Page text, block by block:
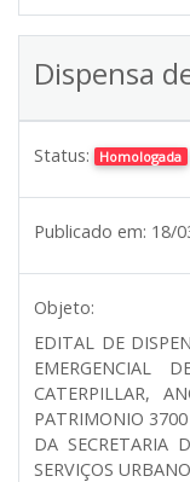
Dispensa
Status: Homologada
Publicado em: 18/
Objeto:
EDITAL DE
EMERGENCIAL
CATERPILLAR,
PATRIMONIO
DA SECRETARIA
SERVIÇOS